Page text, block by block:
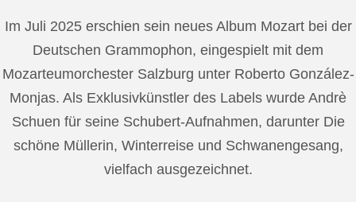
Im Juli 2025 erschien sein neues Album Mozart bei der
Deutschen Grammophon, eingespielt mit dem
Mozarteumorchester Salzburg unter Roberto González-
Monjas. Als Exklusivkünstler des Labels wurde Andrè
Schuen für seine Schubert-Aufnahmen, darunter Die
schöne Müllerin, Winterreise und Schwanengesang,
vielfach ausgezeichnet.